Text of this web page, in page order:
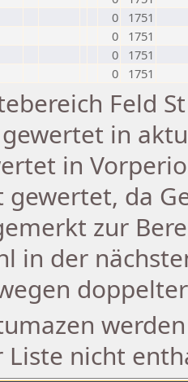
0
1751
0
1751
0
1751
0 1751
Feld
in
in
gewertet, da
zur
in der
Liste nicht